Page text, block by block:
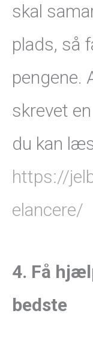
skal
plads, så
pengene.
skrevet
du kan
https://
elancere/
4. Få
bedste